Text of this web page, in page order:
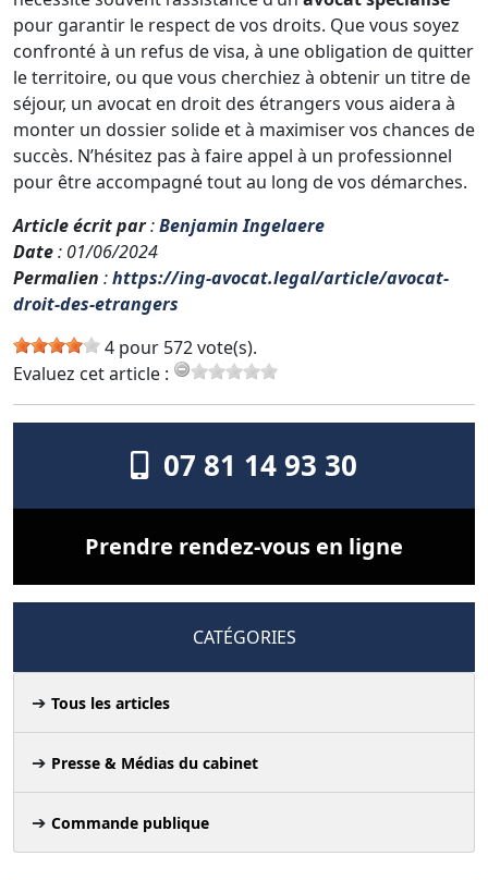
pour garantir le respect de vos droits. Que vous soyez
confronté à un refus de visa, à une obligation de quitter
le territoire, ou que vous cherchiez à obtenir un titre de
séjour, un avocat en droit des étrangers vous aidera à
monter un dossier solide et à maximiser vos chances de
succès. N’hésitez pas à faire appel à un professionnel
pour être accompagné tout au long de vos démarches.
Article écrit par:Benjamin Ingelaere
Date: 01/06/2024
Permalien :https://ing-avocat.legal/article/avocat-
droit-des-etrangers
4 pour 572 vote(s).
Evaluez cet article :
07 81 14 93 30
Prendre rendez-vous en ligne
CATÉGORIES
Tous les articles
Presse & Médias du cabinet
Commande publique